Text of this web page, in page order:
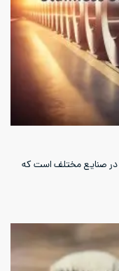
در صنایع مختلف است که